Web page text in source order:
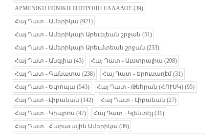
ΑΡΜΕΝΙΚΗ ΕΘΝΙΚΗ ΕΠΙΤΡΟΠΗ ΕΛΛΑΔΟΣ (39)
Հայ Դատ - Ամերիկա (921)
Հայ Դատ - Ամերիկայի Արեւելեան շրջան (51)
Հայ Դատ - Ամերիկայի Արեւմտեան շրջան (233)
Հայ Դատ - Անգլիա (43) Հայ Դատ - Աւստրալիա (208)
Հայ Դատ - Գանատա (238) Հայ Դատ - Երուսաղէմ (31)
Հայ Դատ - Եւրոպա (543) Հայ Դատ - Թեհրան (ՀՈՒՍԿ) (95)
Հայ Դատ - Լիբանան (142) Հայ Դատ - Լիբանան (27)
Հայ Դատ - Կիպրոս (47) Հայ Դատ - Կլենտէյլ (31)
Հայ Դատ - Հարաւային Ամերիկա (36)